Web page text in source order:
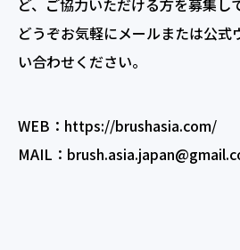
ど、ご協力いただける方を募集し
どうぞお気軽にメールまたは公式
い合わせください。
WEB：https://brushasia.com/
MAIL：